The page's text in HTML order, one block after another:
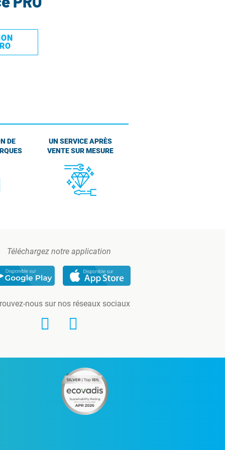
DE
UN SERVICE APRÈS
VENTE SUR MESURE
Téléchargez notre application
nous sur nos réseaux sociaux